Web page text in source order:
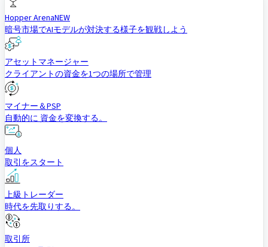
Hopper ArenaNEW
暗号市場でAIモデルが対決する様子を観戦しよう
アセットマネージャー
クライアントの資金を1つの場所で管理
マイナー＆PSP
自動的に 資金を変換する。
個人
取引をスタート
上級トレーダー
時代を先取りする。
取引所